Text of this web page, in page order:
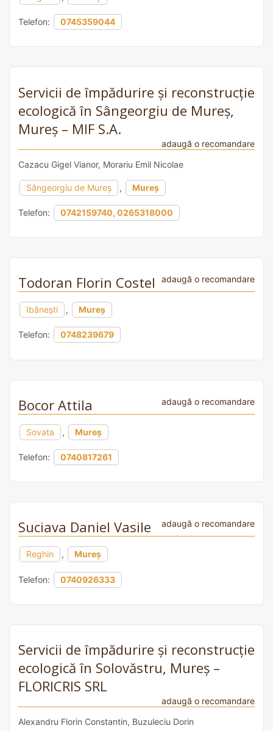
Telefon: 0745359044
Servicii de împădurire și reconstrucție
ecologică în Sângeorgiu de Mureș,
Mureș – MIF S.A.
adaugă o recomandare
Cazacu Gigel Vianor, Morariu Emil Nicolae
Sângeorgiu de Mureș , Mureș
Telefon: 0742159740, 0265318000
Todoran Florin Costel adaugă o recomandare
Ibănești , Mureș
Telefon: 0748239679
Bocor Attila adaugă o recomandare
Sovata , Mureș
Telefon: 0740817261
Suciava Daniel Vasile adaugă o recomandare
Reghin , Mureș
Telefon: 0740926333
Servicii de împădurire și reconstrucție
ecologică în Solovăstru, Mureș –
FLORICRIS SRL
adaugă o recomandare
Alexandru Florin Constantin, Buzuleciu Dorin